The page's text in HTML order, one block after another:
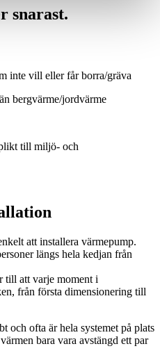
snarast.
inte vill eller får borra/gräva
bergvärme/jordvärme
till miljö- och
att installera värmepump.
längs hela kedjan från
till att varje moment i
från första dimensionering till
och ofta är hela systemet på plats
bara vara avstängd ett par